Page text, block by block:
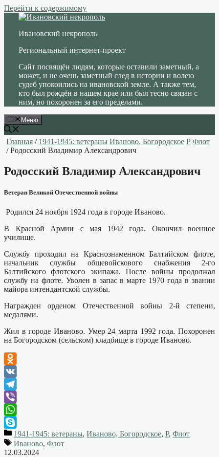
Перейти к содержимому
Ивановский некрополь
Региональный интернет-проект
Сайт посвящён людям, которые оставили заметный, а
может, и не очень заметный след в истории и волею
судеб упокоились на ивановской земле. А также тем,
кто был рождён в нашем крае или был тесно связан с
ним, но похоронен за его пределами.
Меню
Главная / 1941-1945: ветераны Иваново, Богородское Р Флот
/ Родосский Владимир Александрович
Родосский Владимир Александрович
Ветеран Великой Отечественной войны
Родился 24 ноября 1924 года в городе Иваново.
В Красной Армии с мая 1942 года. Окончил военное
училище.
Службу проходил на Краснознаменном Балтийском флоте,
начальник службы общевойскового снабжения 2-го
Балтийского флотского экипажа. После войны продолжал
службу на флоте. Уволен в запас в марте 1970 года в звании
майора интендантской службы.
Награжден орденом Отечественной войны 2-й степени,
медалями.
Жил в городе Иваново. Умер 24 марта 1992 года. Похоронен
на Богородском (сельском) кладбище в городе Иваново.
Odnoklassniki
VK
Telegram
Viber
WhatsApp
Skype1941-1945: ветераны, Иваново, Богородское, Р, Флот
Иваново, Флот
12.03.2024